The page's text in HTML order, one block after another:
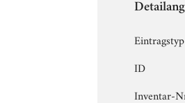
Eintragstyp
ID
Inventar-